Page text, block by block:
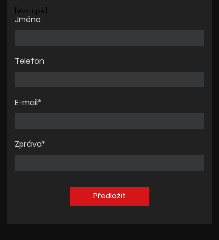
[#vstup#]
Jméno
Telefon
E-mail*
Zpráva*